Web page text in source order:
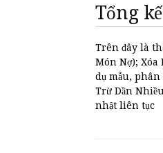
Tổng
Trên đây là
Món Nợ); Xóa
dụ mẫu, phân
Trừ Dần
nhật liên tục